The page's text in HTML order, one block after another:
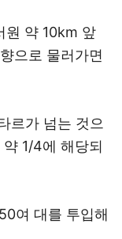
원 약 10km 앞
으로 물러가면
르가 넘는 것으
1/4에 해당되
여 대를 투입해